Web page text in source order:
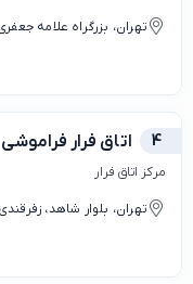
تهران، بزرگراه علامه
4 اتاق فرار فراموشی
مرکز اتاق فرار
تهران، بلوار شاهد، زفرقندی (196 شرقی)، بین یکصدو سی و پنج و